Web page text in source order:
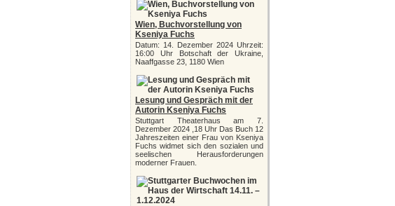
Wien, Buchvorstellung von
Kseniya Fuchs
Datum: 14. Dezember 2024 Uhrzeit:
16:00 Uhr Botschaft der Ukraine,
Naaffgasse 23, 1180 Wien
Lesung und Gespräch mit der
Autorin Kseniya Fuchs
Stuttgart Theaterhaus am 7.
Dezember 2024 ,18 Uhr Das Buch 12
Jahreszeiten einer Frau von Kseniya
Fuchs widmet sich den sozialen und
seelischen Herausforderungen
moderner Frauen.